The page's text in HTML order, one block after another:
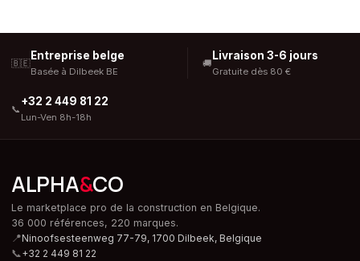
🇧🇪
Entreprise belge
Basée à Dilbeek BE
🚚
Livraison 3-6 jours
Gratuite dès 80 €
📞
+32 2 449 81 22
Lun-Ven 8h-18h
ALPHA&CO
Le marketplace pro de la construction en Belgique.
36 000 références, 220 marques.
📍Ninoofsesteenweg 77-79, 1700 Dilbeek, Belgique
📞+32 2 449 81 22